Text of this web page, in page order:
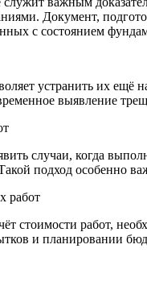
Документ,
с состоянием
устранить их ещё
выявление
случаи, когда
подход особенно
работ
стоимости работ,
и планировании